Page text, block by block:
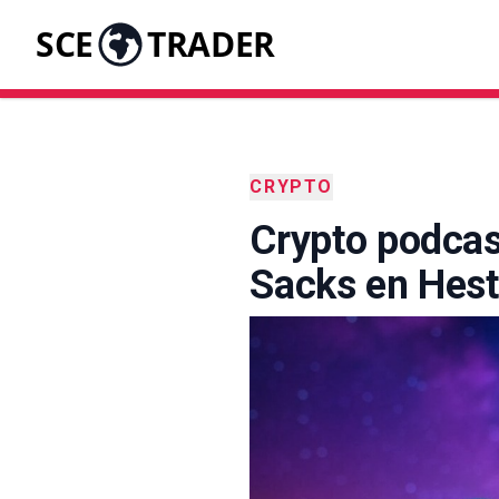
SCE TRADER
CRYPTO
Crypto
Sacks en